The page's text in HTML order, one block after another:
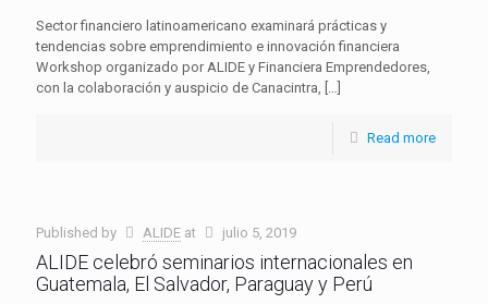
Sector financiero latinoamericano examinará prácticas y
tendencias sobre emprendimiento e innovación financiera
Workshop organizado por ALIDE y Financiera Emprendedores,
con la colaboración y auspicio de Canacintra, […]
Read more
Published by ALIDE at julio 5, 2019
ALIDE celebró seminarios internacionales en
Guatemala, El Salvador, Paraguay y Perú